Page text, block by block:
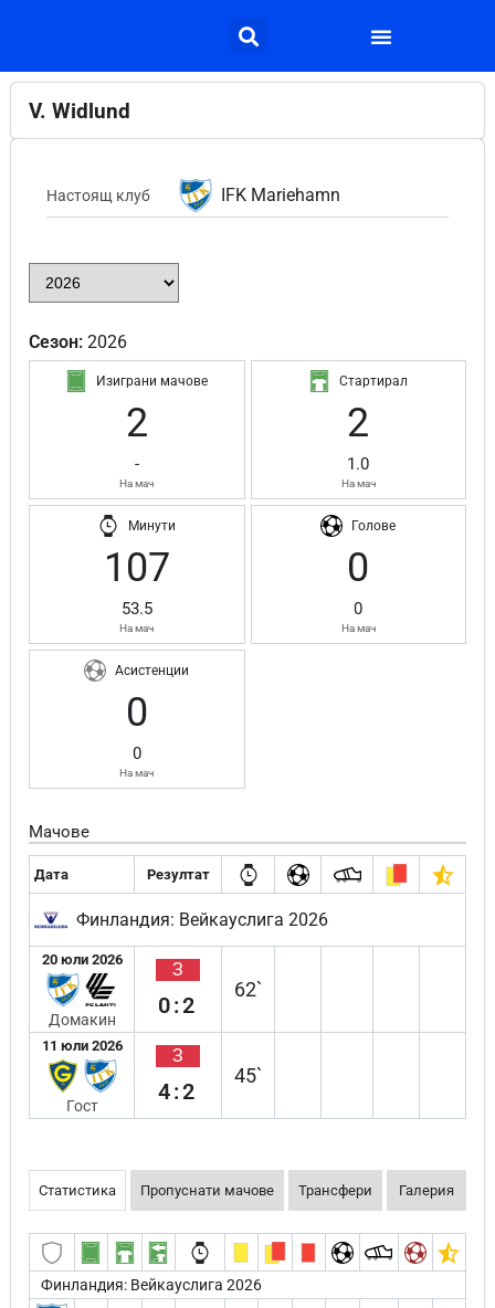
V. Widlund
Настоящ клуб IFK Mariehamn
Сезон: 2026
Изиграни мачове
2
-
На мач
Стартирал
2
1.0
На мач
Минути
107
53.5
На мач
Голове
0
0
На мач
Асистенции
0
0
На мач
Мачове
Дата Резултат
Финландия: Вейкауслига 2026
20 юли 2026
Домакин
З
0:2
62`
11 юли 2026
Гост
З
4:2
45`
Статистика Пропуснати мачове Трансфери Галерия
Финландия: Вейкауслига 2026